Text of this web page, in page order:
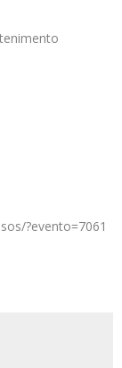
?evento=7061